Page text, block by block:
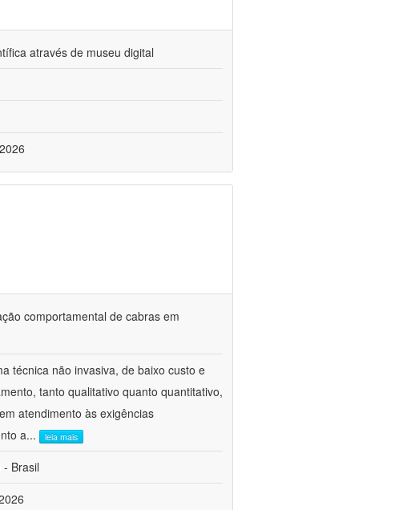
através de museu digital
comportamental de cabras em
técnica não invasiva, de baixo custo e
tanto qualitativo quanto quantitativo,
atendimento às exigências
a... leia mais
Brasil